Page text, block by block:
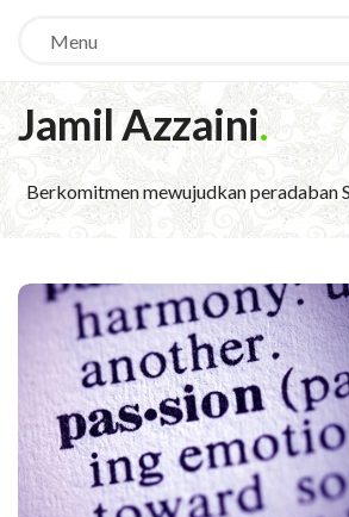
Menu
Jamil Azzaini.
Berkomitmen mewujudkan peradaban